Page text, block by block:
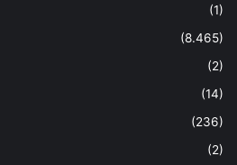
(1)
(8.465)
(2)
(14)
(236)
(2)